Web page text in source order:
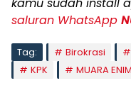
saluran WhatsApp
Tag: Birokrasi
KPK
MUARA ENIM